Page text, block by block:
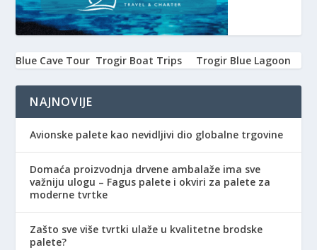
Blue Cave Tour Trogir Boat Trips Trogir Blue Lagoon
NAJNOVIJE
Avionske palete kao nevidljivi dio globalne trgovine
Domaća proizvodnja drvene ambalaže ima sve
važniju ulogu – Fagus palete i okviri za palete za
moderne tvrtke
Zašto sve više tvrtki ulaže u kvalitetne brodske
palete?